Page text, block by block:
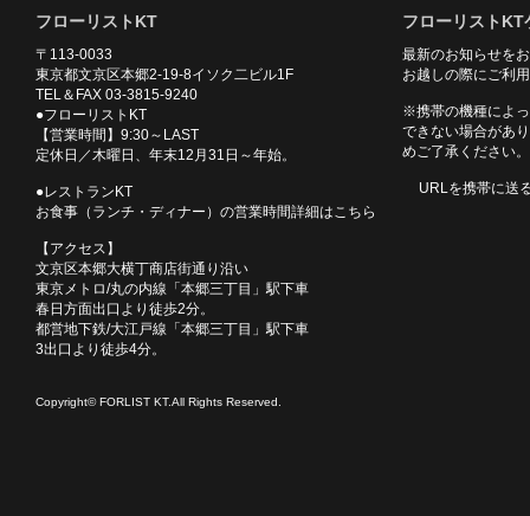
フローリストKT
〒113-0033
東京都文京区本郷2-19-8イソク二ビル1F
TEL＆FAX 03-3815-9240
●フローリストKT
【営業時間】9:30～LAST
定休日／木曜日、年末12月31日～年始。
●レストランKT
お食事（ランチ・ディナー）の営業時間詳細はこちら
【アクセス】
文京区本郷大横丁商店街通り沿い
東京メトロ/丸の内線「本郷三丁目」駅下車
春日方面出口より徒歩2分。
都営地下鉄/大江戸線「本郷三丁目」駅下車
3出口より徒歩4分。
フローリストKT
最新のお知らせを
お越しの際にご利
※携帯の機種によ
できない場合があ
めご了承ください。
URLを携帯に送
Copyright© FORLIST KT.All Rights Reserved.